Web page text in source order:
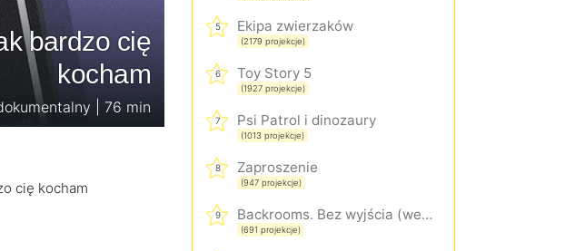
bardzo cię
kocham
| 76 min
cię kocham
5 Ekipa zwierzaków
(2179 projekcje)
6 Toy Story 5
(1927 projekcje)
7 Psi Patrol i dinozaury
(1013 projekcje)
8 Zaproszenie
(947 projekcje)
9 Backrooms. Bez wyjścia (wersja rozszerzona)
(691 projekcje)